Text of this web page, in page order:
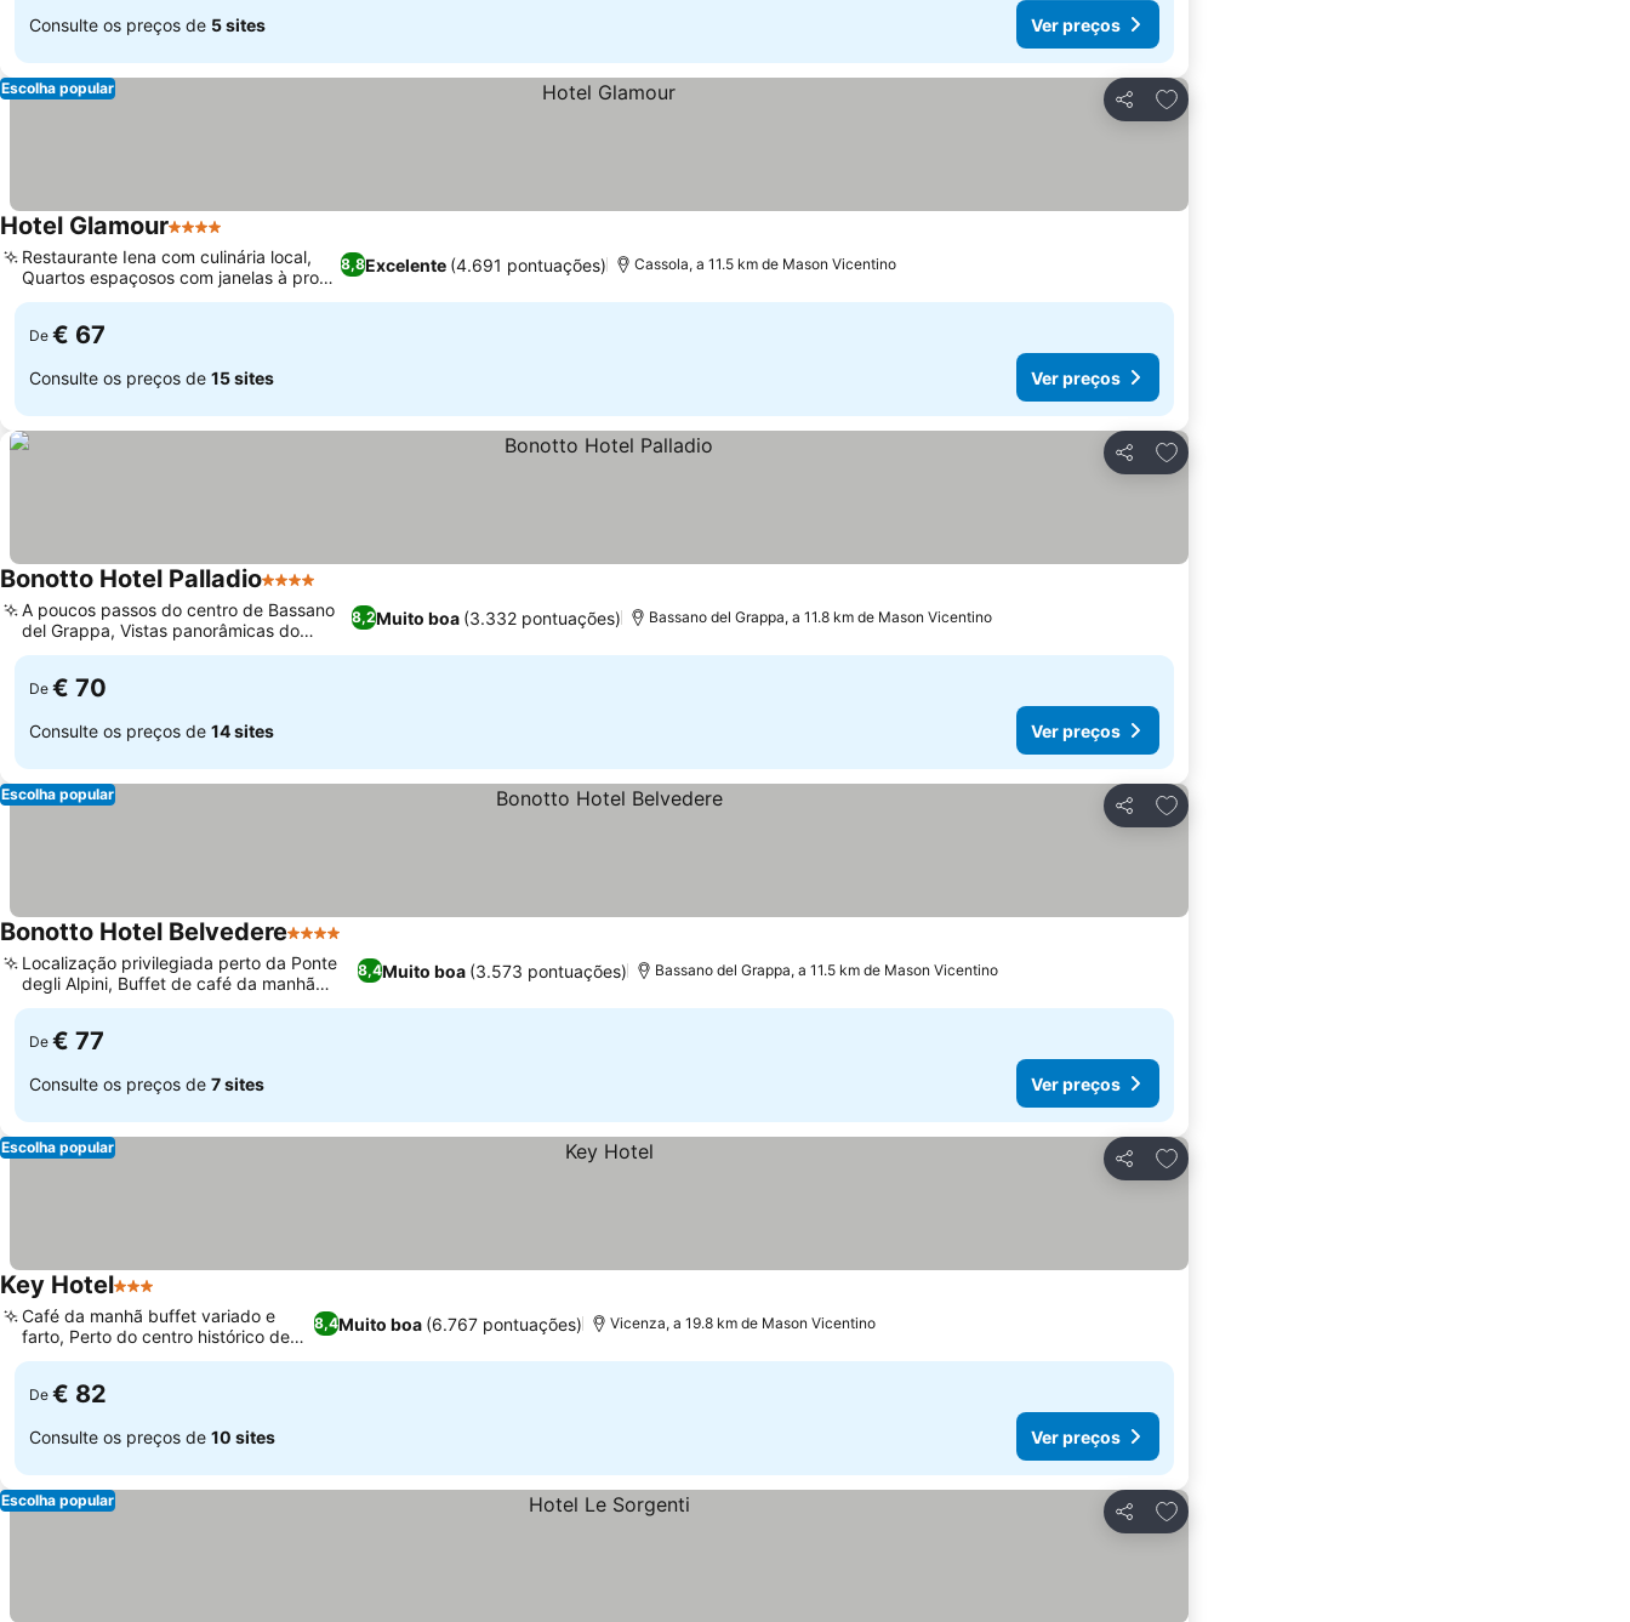
Consulte os preços de 5 sites Ver preços
Partilhar
Adicionar aos favoritos
Escolha popular
Hotel Glamour4 Estrelas
8,8Excelente (4.691 pontuações)
Restaurante Iena com culinária local,
Quartos espaçosos com janelas à prova
de som
Cassola, a 11.5 km de Mason Vicentino
De € 67
Consulte os preços de 15 sites Ver preços
Partilhar
Adicionar aos favoritos
Bonotto Hotel Palladio4 Estrelas
8,2Muito boa (3.332 pontuações)
A poucos passos do centro de Bassano
del Grappa, Vistas panorâmicas do
Monte Grappa
Bassano del Grappa, a 11.8 km de Mason Vicentino
De € 70
Consulte os preços de 14 sites Ver preços
Partilhar
Adicionar aos favoritos
Escolha popular
Bonotto Hotel Belvedere4 Estrelas
8,4Muito boa (3.573 pontuações)
Localização privilegiada perto da Ponte
degli Alpini, Buffet de café da manhã
farto e variado
Bassano del Grappa, a 11.5 km de Mason Vicentino
De € 77
Consulte os preços de 7 sites Ver preços
Partilhar
Adicionar aos favoritos
Escolha popular
Key Hotel3 Estrelas
8,4Muito boa (6.767 pontuações)
Café da manhã buffet variado e
farto, Perto do centro histórico de
Vicenza
Vicenza, a 19.8 km de Mason Vicentino
De € 82
Consulte os preços de 10 sites Ver preços
Partilhar
Adicionar aos favoritos
Escolha popular